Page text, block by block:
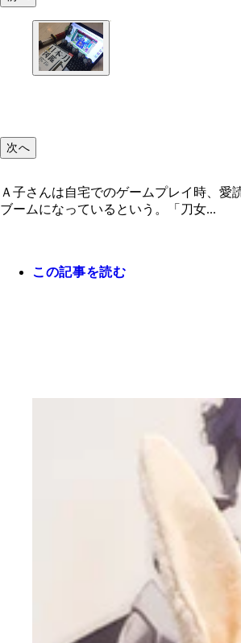
へし切長谷部の刀身を見な
今年１月にＤＭＭゲームズ
次へ
Ａ子さんは自宅でのゲームプレイ時、
ブームになっているという。「刀女...
この記事を読む